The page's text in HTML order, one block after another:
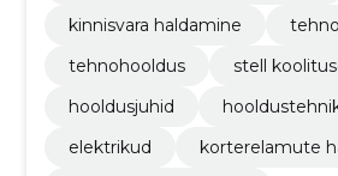
kinnisvara haldamine
tehnohooldus
stell
hooldusjuhid
elektrikud
korterelamute